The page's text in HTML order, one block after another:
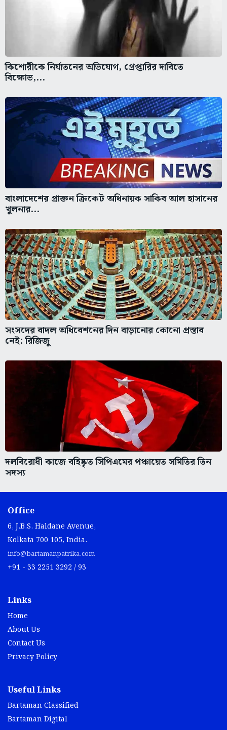
কিশোরীকে নির্যাতনের অভিযোগ, গ্রেপ্তারির দাবিতে
বিক্ষোভ,...
বাংলাদেশের প্রাক্তন ক্রিকেট অধিনায়ক সাকিব আল হাসানের
খুলনার...
সংসদের বাদল অধিবেশনের দিন বাড়ানোর কোনো প্রস্তাব
নেই: রিজিজু
দলবিরোধী কাজে বহিষ্কৃত সিপিএমের পঞ্চায়েত সমিতির তিন
সদস্য
Office
6, J.B.S. Haldane Avenue,
Kolkata 700 105, India.
info@bartamanpatrika.com
+91 - 33 2251 3292 / 93
Links
Home
About Us
Contact Us
Privacy Policy
Useful Links
Bartaman Classified
Bartaman Digital